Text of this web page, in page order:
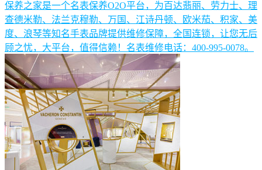
保养之家是一个名表保养O2O平台，为百达翡丽、劳力士、理
查德米勒、法兰克穆勒、万国、江诗丹顿、欧米茄、积家、美
度、浪琴等知名手表品牌提供维修保障，全国连锁，让您无后
顾之忧，大平台，值得信赖！名表维修电话：400-995-0078。